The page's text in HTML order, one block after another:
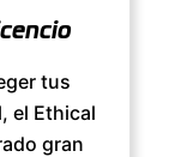
tus
el Ethical
gran